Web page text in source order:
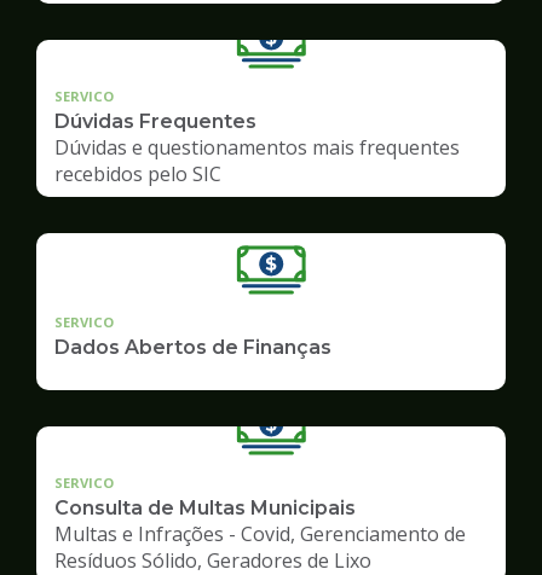
SERVICO
Dúvidas Frequentes
Dúvidas e questionamentos mais frequentes
recebidos pelo SIC
SERVICO
Dados Abertos de Finanças
SERVICO
Consulta de Multas Municipais
Multas e Infrações - Covid, Gerenciamento de
Resíduos Sólido, Geradores de Lixo